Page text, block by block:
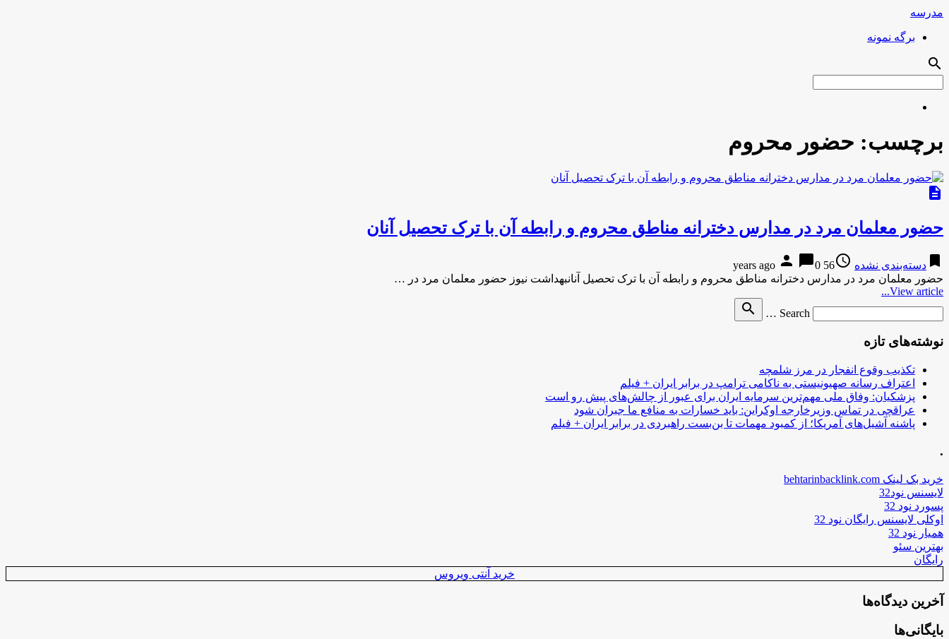
مدرسه
برگه نمونه
search
برچسب: حضور محروم
description
حضور معلمان مرد در مدارس دخترانه مناطق محروم و رابطه آن با ترک تحصیل آنان
bookmark دسته‌بندی نشده access_time
56 years ago
person chat_bubble0
حضور معلمان مرد در مدارس دخترانه مناطق محروم و رابطه آن با ترک تحصیل آنانبهداشت نیوز حضور معلمان مرد در …
View article...
Search …
search
نوشته‌های تازه
تکذیب وقوع انفجار در مرز شلمچه
اعتراف رسانه صهیونیستی به ناکامی ترامپ در برابر ایران + فیلم
پزشکیان: وفاق ملی مهم‌ترین سرمایه ایران برای عبور از چالش‌های پیش رو است
عراقچی در تماس وزیرخارجه اوکراین: باید خسارات به منافع ما جبران شود
پاشنه آشیل‌های آمریکا؛ از کمبود مهمات تا بن‌بست راهبردی در برابر ایران + فیلم
.
خرید بک لینک behtarinbacklink.com
لایسنس نود32
پسورد نود 32
اوکلی لایسنس رایگان نود 32
همیار نود 32
بهترین سئو
رایگان
خرید آنتی ویروس
آخرین دیدگاه‌ها
بایگانی‌ها